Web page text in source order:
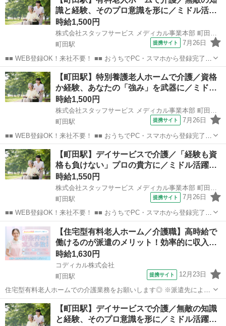
します！ ■■ 資...識と経験、そのプロ意識を形に／ミドル活…
時給1,500円
株式会社スタッフサービス メディカル事業本部 町田介護オフィス
町田駅
提携サイト 7月26日
■■ WEB登録OK！来社不要！ ■■ おうちでPC・スマホから登録完了！
電話・メールでお仕事を紹介していくので、来社は不要♪ 業界最大級
のお仕事の中から、 あなたの「叶えたい」を叶えられる職場をご紹介
します！ ■■ 資...
東京 町田市 町田駅 その他
【町田駅】特別養護老人ホームで介護／資格
か経験、あなたの「強み」を武器に／ミド…
時給1,500円
株式会社スタッフサービス メディカル事業本部 町田介護オフィス
町田駅
提携サイト 7月26日
■■ WEB登録OK！来社不要！ ■■ おうちでPC・スマホから登録完了！
電話・メールでお仕事を紹介していくので、来社は不要♪ 業界最大級
のお仕事の中から、 あなたの「叶えたい」を叶えられる職場をご紹介
します！ ■■ 資...
東京 町田市 町田駅 その他
【町田駅】デイサービスで介護／「経験も資
格も負けない」プロの貴方に／ミドル活躍…
時給1,550円
町田駅
提携サイト 7月26日
■■ WEB登録OK！来社不要！ ■■ おうちでPC・スマホから登録完了！
電話・メールでお仕事を紹介していくので、来社は不要♪ 業界最大級
のお仕事の中から、 あなたの「叶えたい」を叶えられる職場をご紹介
します！ ■■ 資...
東京 町田市 町田駅 介護
【住宅型有料老人ホーム／介護職】高時給で
働けるのが派遣のメリット！効率的に収入…
時給1,630円
コディカル株式会社
町田駅
提携サイト 12月23日
住宅型有料老人ホームでの介護業務をお願いします◎ ※派遣先によっ
て業務内容の詳細は異なります。 【業務内容の一例】 ■食事介助 ■入
浴介助 ■排せつ介助 ■生活援助 ■レクリエーション ■介護記録作成 等
「聞いていた内...
東京 町田市 町田駅 介護
【町田駅】デイサービスで介護／無敵の知識
と経験、そのプロ意識を形に／ミドル活躍…